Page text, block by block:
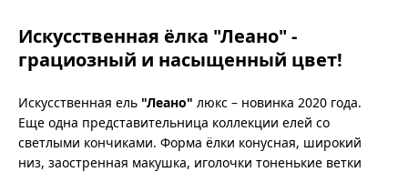
Искусственная ёлка "Леано" -
грациозный и насыщенный цвет!
Искусственная ель "Леано" люкс – новинка 2020 года.
Еще одна представительница коллекции елей со
светлыми кончиками. Форма ёлки конусная, широкий
низ, заостренная макушка, иголочки тоненькие ветки